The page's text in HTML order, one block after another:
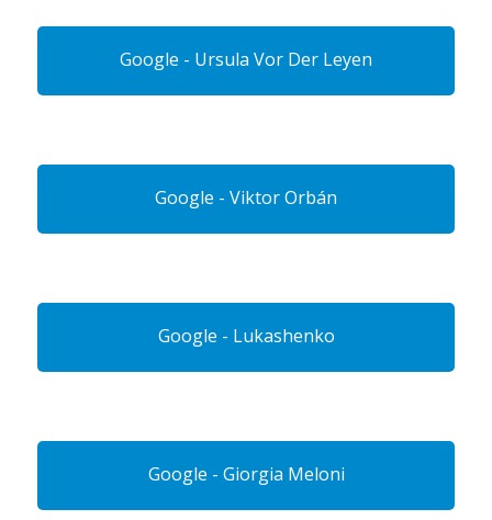
Google - Ursula Vor Der Leyen
Google - Viktor Orbán
Google - Lukashenko
Google - Giorgia Meloni